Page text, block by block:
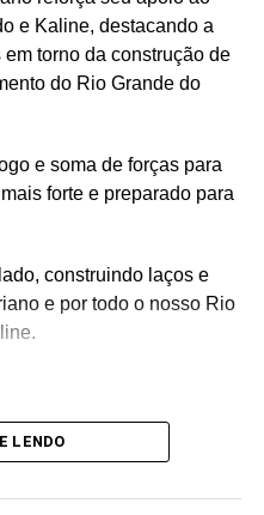
para a Serra de
para que Lagoa
desenvolvimento,
destacou.
e Kaline, destacando a
torno da construção de
do Rio Grande do
e soma de forças para
forte e preparado para
construindo laços e
e por todo o nosso Rio
LENDO